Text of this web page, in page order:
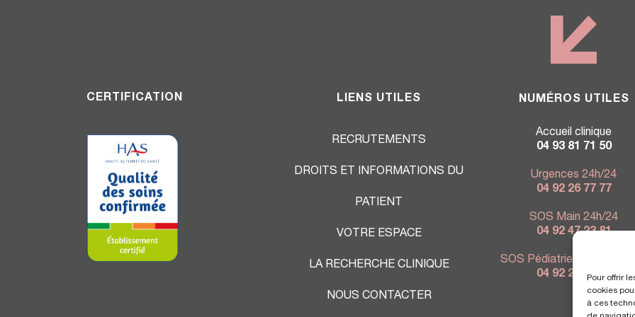
Pour offrir
cookies
à ces
CERTIFICATION LIENS UTILES
RECRUTEMENTS
DROITS ET INFORMATIONS DU
PATIENT
VOTRE ESPACE
LA RECHERCHE CLINIQUE
NOUS CONTACTER
NUMÉROS UTILES
Accueil clinique
04 93 81 71 50
Urgences 24h/24
04 92 26 77 77
SOS Main 24h/24
04 92 47 23 81
SOS Pédiatrie 7j/7 - 9h à
04 92 26 76 80